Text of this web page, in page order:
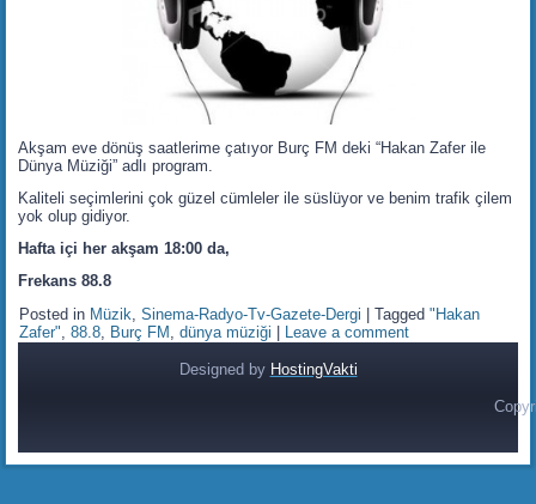
Akşam eve dönüş saatlerime çatıyor Burç FM deki “Hakan Zafer ile
Dünya Müziği” adlı program.
Kaliteli seçimlerini çok güzel cümleler ile süslüyor ve benim trafik çilem
yok olup gidiyor.
Hafta içi her akşam 18:00 da,
Frekans 88.8
Posted in Müzik,Sinema-Radyo-Tv-Gazete-Dergi |Tagged "Hakan
Zafer",88.8, Burç FM ,dünya müziği Leave a comment
Designed by HostingVakti